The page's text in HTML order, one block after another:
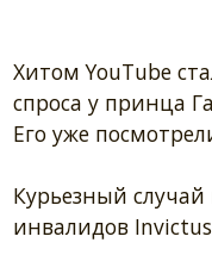
Хитом YouTube
спроса у принца
Его уже
Курьезный
инвалидов Invictus